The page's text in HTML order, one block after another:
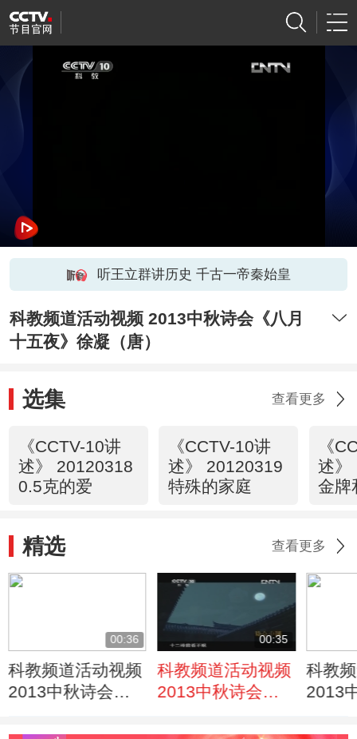
听王立群讲历史 千古一帝秦始皇
科教频道活动视频 2013中秋诗会《八月
十五夜》徐凝（唐）
选集 查看更多
《CCTV-10讲
述》 20120318
0.5克的爱
《CCTV-10讲
述》 20120319
特殊的家庭
《
述》
金牌
精选 查看更多
00:36
科教频道活动视频
2013中秋诗会
月》刘禹锡（唐）
00:35
科教频道活动视频
2013中秋诗会
凝（唐）
科教
2013